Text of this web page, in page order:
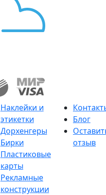
Наклейки и
этикетки
Дорхенгеры
Бирки
Пластиковые
карты
Рекламные
конструкции
Блог
отзыв